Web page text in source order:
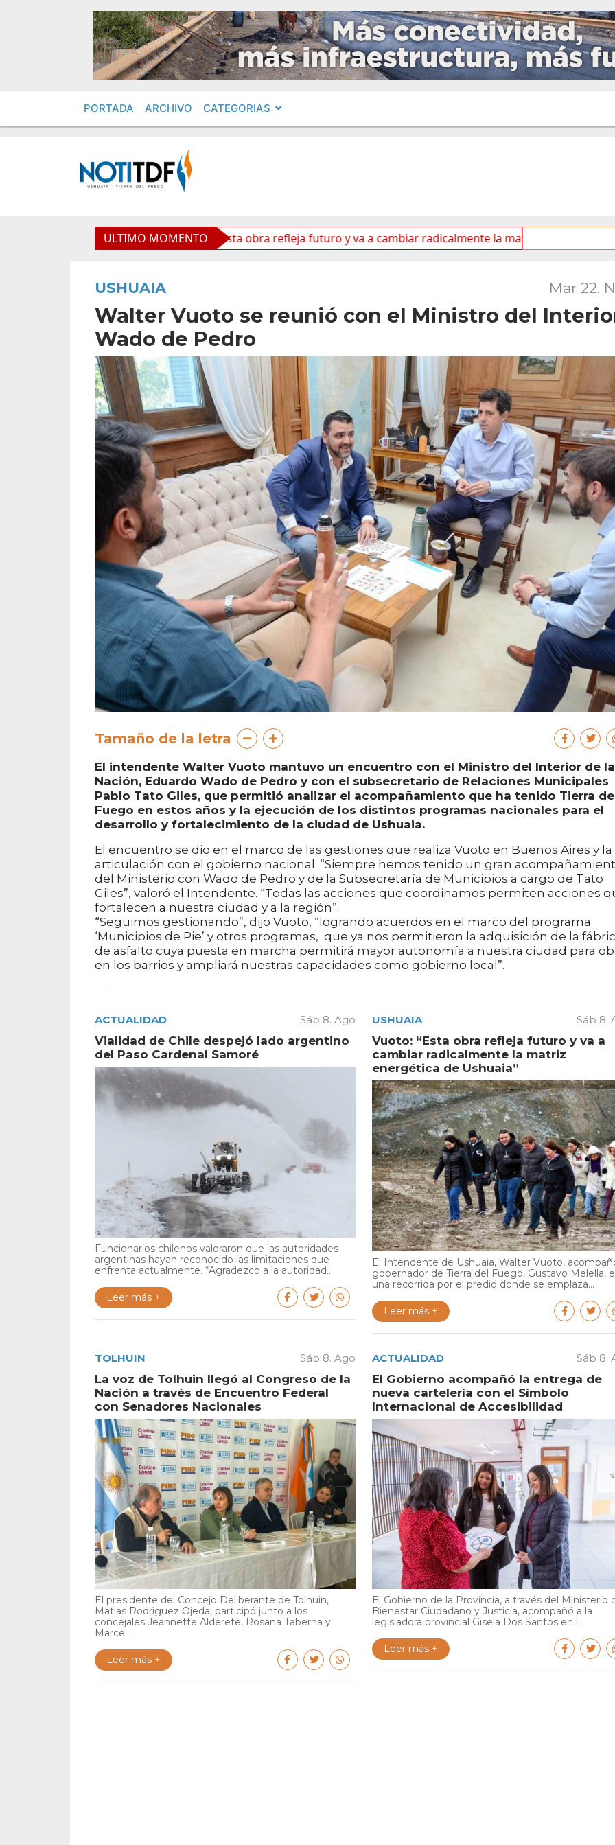
PORTADA ARCHIVO CATEGORIAS
ULTIMO MOMENTO
Vuoto: “Esta obra refleja futuro y va a cambiar radicalmente la matriz energética de Ushuaia”
USHUAIA Mar 22.
Walter Vuoto se reunió con el Ministro del
Wado de Pedro
Tamaño de la letra
El intendente Walter Vuoto mantuvo un encuentro con el Ministro del Interior de la
Nación, Eduardo Wado de Pedro y con el subsecretario de Relaciones Municipales
Pablo Tato Giles, que permitió analizar el acompañamiento que ha tenido Tierra
Fuego en estos años y la ejecución de los distintos programas nacionales para el
desarrollo y fortalecimiento de la ciudad de Ushuaia.
El encuentro se dio en el marco de las gestiones que realiza Vuoto en Buenos Aires y la
articulación con el gobierno nacional. “Siempre hemos tenido un gran
del Ministerio con Wado de Pedro y de la Subsecretaría de Municipios a cargo de Tato
Giles”, valoró el Intendente. “Todas las acciones que coordinamos permiten acciones
fortalecen a nuestra ciudad y a la región”.
“Seguimos gestionando”, dijo Vuoto, “logrando acuerdos en el marco del programa
‘Municipios de Pie’ y otros programas, que ya nos permitieron la adquisición de la
de asfalto cuya puesta en marcha permitirá mayor autonomía a nuestra ciudad para
en los barrios y ampliará nuestras capacidades como gobierno local”.
ACTUALIDAD Sáb 8. Ago
Vialidad de Chile despejó lado argentino
del Paso Cardenal Samoré
Funcionarios chilenos valoraron que las autoridades
argentinas hayan reconocido las limitaciones que
enfrenta actualmente. “Agradezco a la autoridad...
Leer más +
USHUAIA Sáb 8.
Vuoto: “Esta obra refleja futuro y va a
cambiar radicalmente la matriz
energética de Ushuaia”
El Intendente de Ushuaia, Walter Vuoto,
gobernador de Tierra del Fuego, Gustavo Melella,
una recorrida por el predio donde se emplaza...
Leer más +
TOLHUIN Sáb 8. Ago
La voz de Tolhuin llegó al Congreso de la
Nación a través de Encuentro Federal
con Senadores Nacionales
El presidente del Concejo Deliberante de Tolhuin,
Matias Rodriguez Ojeda, participó junto a los
concejales Jeannette Alderete, Rosana Taberna y
Marce...
Leer más +
ACTUALIDAD Sáb 8.
El Gobierno acompañó la entrega de
nueva cartelería con el Símbolo
Internacional de Accesibilidad
El Gobierno de la Provincia, a través del Ministerio
Bienestar Ciudadano y Justicia, acompañó a la
legisladora provincial Gisela Dos Santos en l...
Leer más +